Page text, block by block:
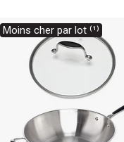
Moins cher par lot ⁽¹⁾